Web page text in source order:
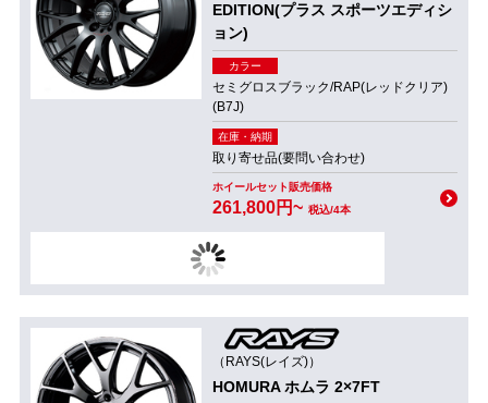
EDITION(プラス スポーツエディシ
ョン)
カラー
セミグロスブラック/RAP(レッドクリア)
(B7J)
在庫・納期
取り寄せ品(要問い合わせ)
ホイールセット販売価格
261,800円~ 税込/4本
（RAYS(レイズ)）
HOMURA ホムラ 2×7FT